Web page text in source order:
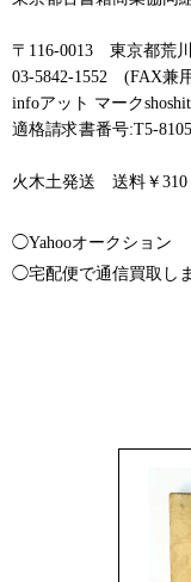
〒116-0013 東京都荒
03-5842-1552 (FAX兼
infoアット マーク
適格請求書番号:T5-
火木土発送 送料￥310
◯Yahooオークション
◯宅配便で通信買取し